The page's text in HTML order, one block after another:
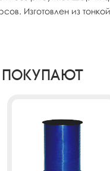
Изготовлен из